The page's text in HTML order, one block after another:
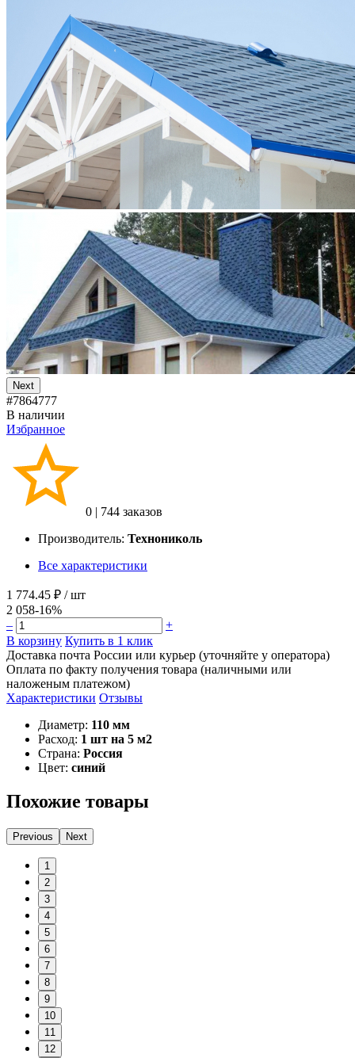
Next
#7864777
В наличии
Избранное
0 | 744 заказов
Производитель: Технониколь
Все характеристики
1 774.45 ₽ / шт
2 058-16%
–
+
В корзину Купить в 1 клик
Доставка почта России или курьер (уточняйте у оператора)
Оплата по факту получения товара (наличными или
наложеным платежом)
Характеристики Отзывы
Диаметр: 110 мм
Расход: 1 шт на 5 м2
Страна: Россия
Цвет: синий
Похожие товары
Previous Next
1
2
3
4
5
6
7
8
9
10
11
12